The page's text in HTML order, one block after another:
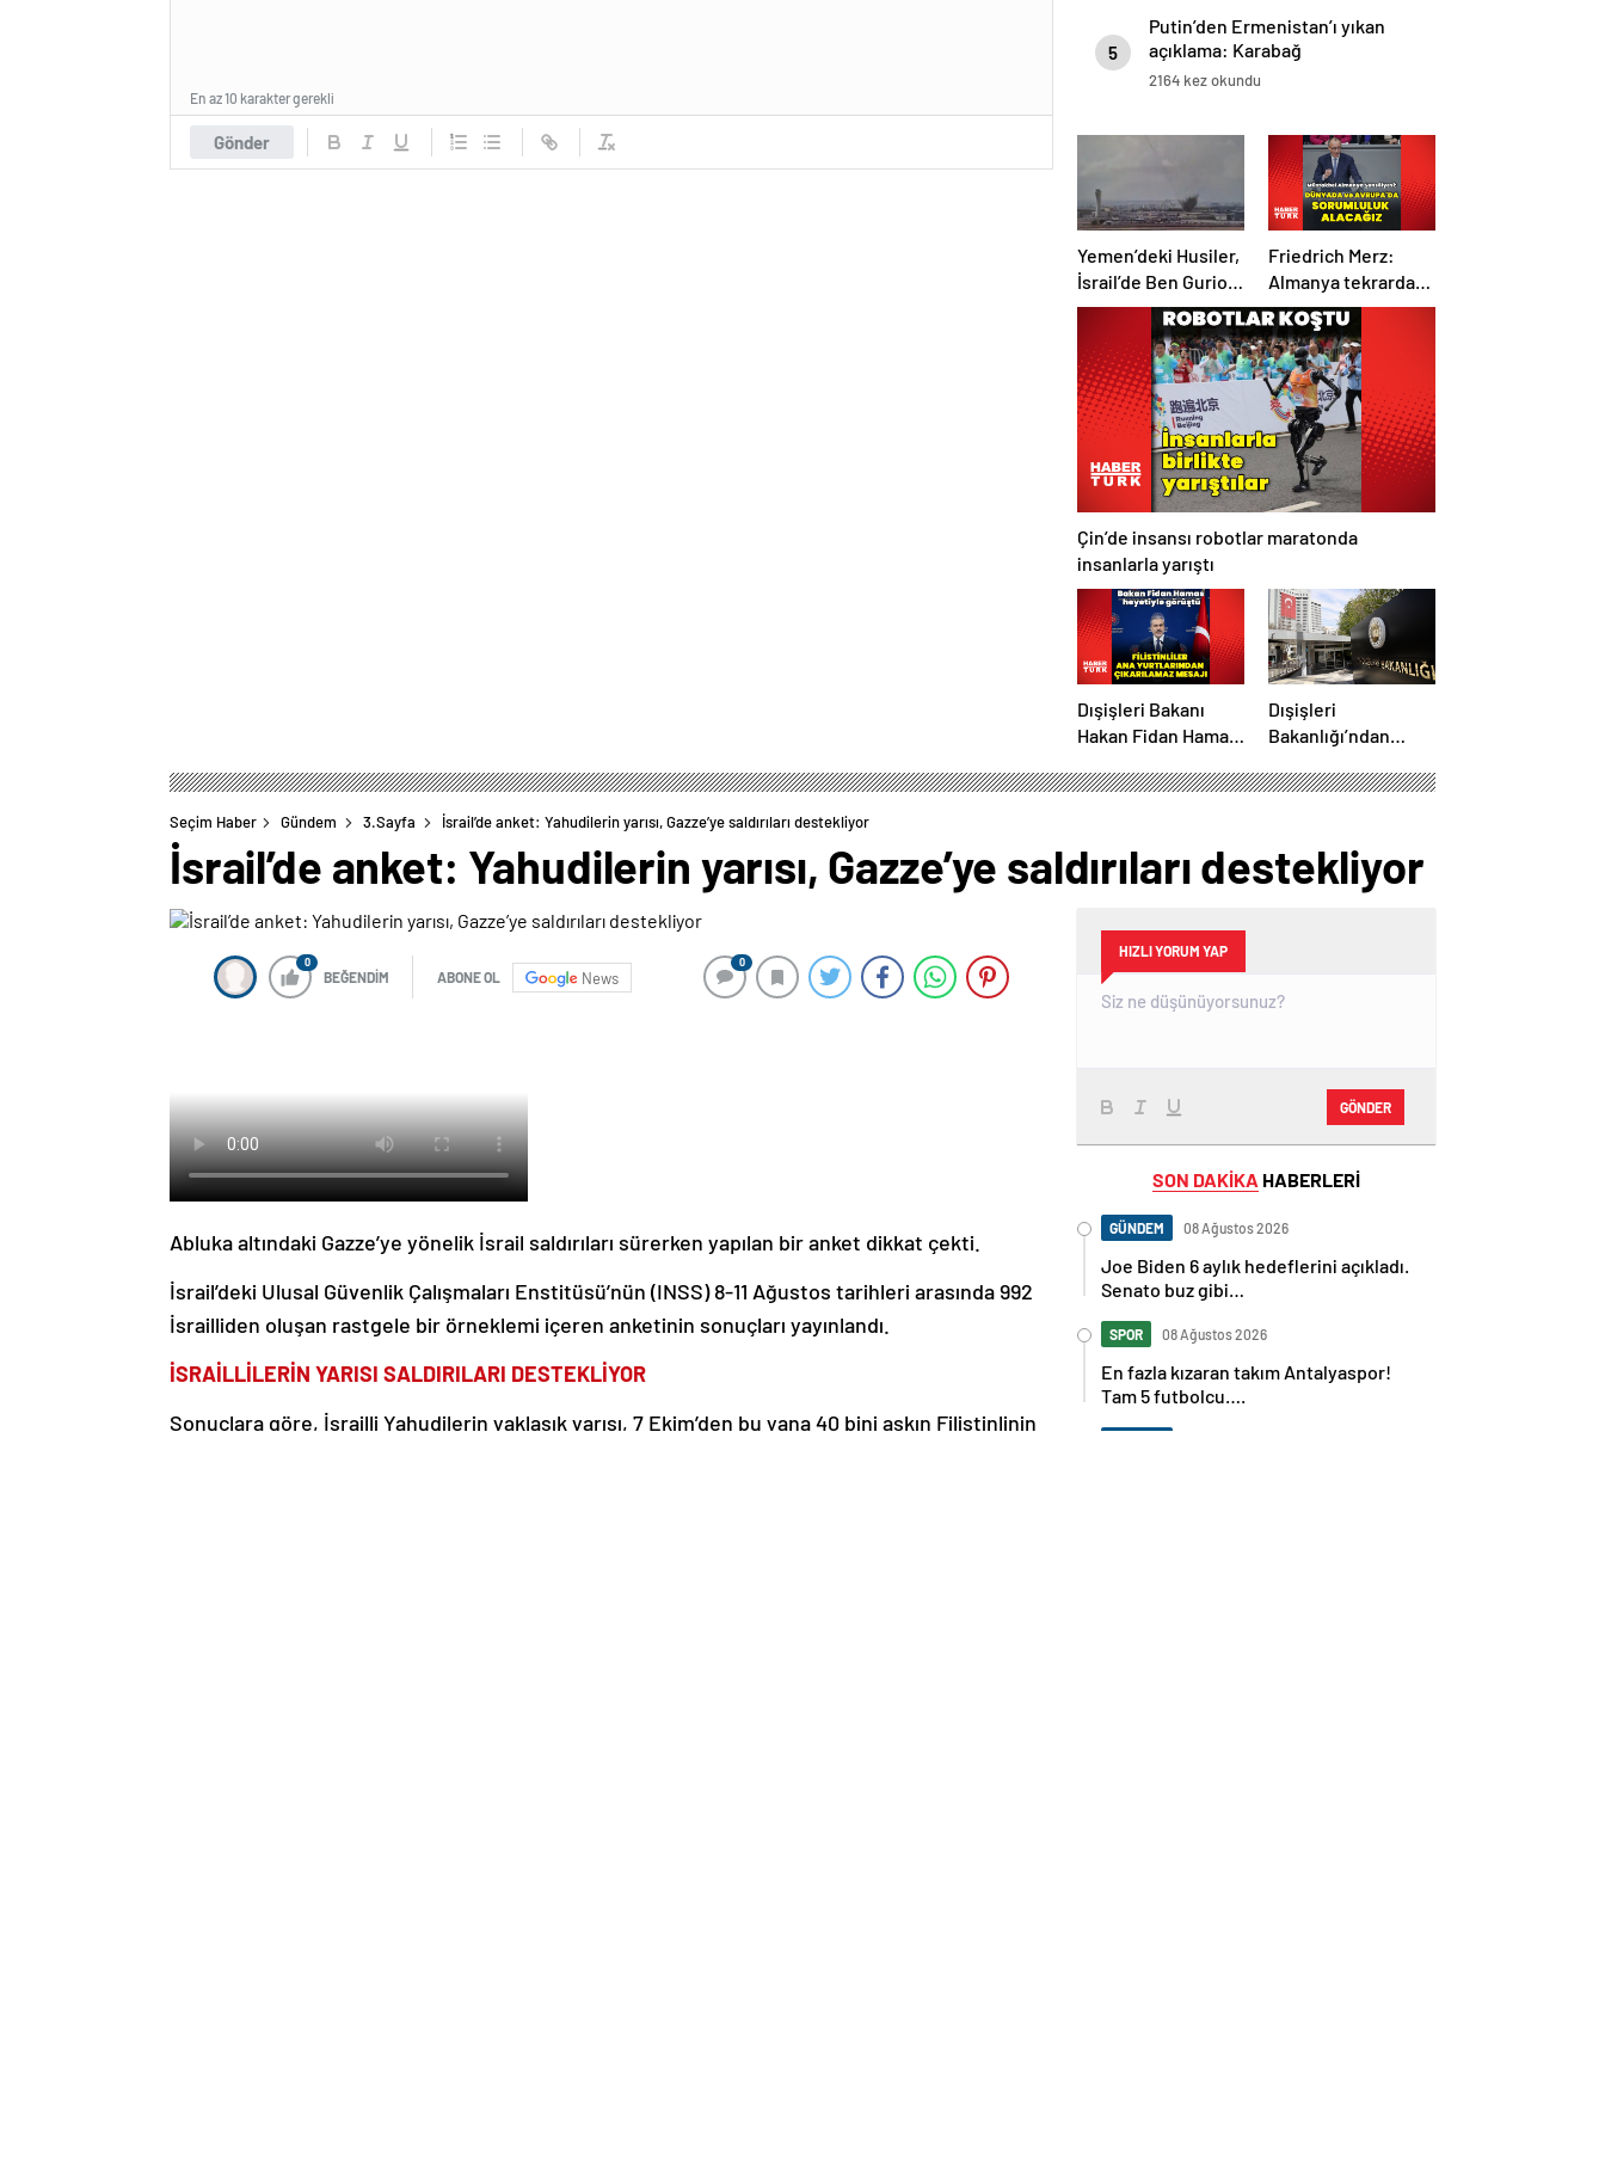
Gönder
En az 10 karakter gerekli
5
Putin’den Ermenistan’ı yıkan
açıklama: Karabağ
Azerbaycan’ın ayrılmaz bir
2164 kez okundu
Yemen’deki Husiler,
İsrail’de Ben Gurion
Havalimanı’nı vurdu
Friedrich Merz:
Almanya tekrardan
sorumluluk
üstlenecek
Çin’de insansı robotlar maratonda
insanlarla yarıştı
Dışişleri Bakanı
Hakan Fidan Hamas
Dışişleri
Bakanlığı’ndan
açıklaması
Seçim Haber Gündem 3.Sayfa İsrail’de anket: Yahudilerin yarısı, Gazze’ye saldırıları destekliyor
İsrail’de anket: Yahudilerin yarısı, Gazze’ye saldırıları destekliyor
0
BEĞENDİM ABONE OL News
0
Abluka altındaki Gazze’ye yönelik İsrail saldırıları sürerken yapılan bir anket dikkat çekti.
İsrail’deki Ulusal Güvenlik Çalışmaları Enstitüsü’nün (INSS) 8-11 Ağustos tarihleri arasında 992
İsrailliden oluşan rastgele bir örneklemi içeren anketinin sonuçları yayınlandı.
İSRAİLLİLERİN YARISI SALDIRILARI DESTEKLİYOR
Sonuçlara göre, İsrailli Yahudilerin yaklaşık yarısı, 7 Ekim’den bu yana 40 bini aşkın Filistinlinin
HIZLI YORUM YAP
GÖNDER
SON DAKİKA HABERLERİ
GÜNDEM 08 Ağustos 2026
Joe Biden 6 aylık hedeflerini açıkladı.
Senato buz gibi…
SPOR 08 Ağustos 2026
En fazla kızaran takım Antalyaspor!
Tam 5 futbolcu….